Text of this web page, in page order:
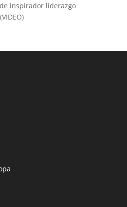
inspirador liderazgo